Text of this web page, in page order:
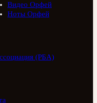
Видео Орфей
Ноты Орфей
(РБА)